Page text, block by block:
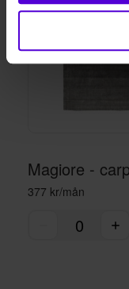
377 kr/mån